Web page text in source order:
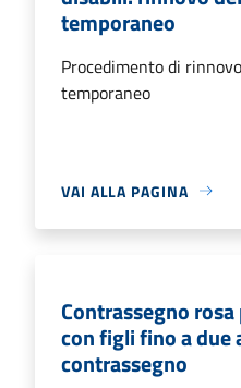
temporaneo
Procedimento di
temporaneo
VAI ALLA PAGINA
Contrassegno
con figli fino a due
contrassegno